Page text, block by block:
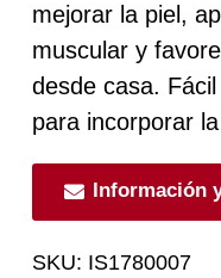
mejorar la piel,
muscular y
desde casa.
para incorporar
Información
SKU: IS1780007